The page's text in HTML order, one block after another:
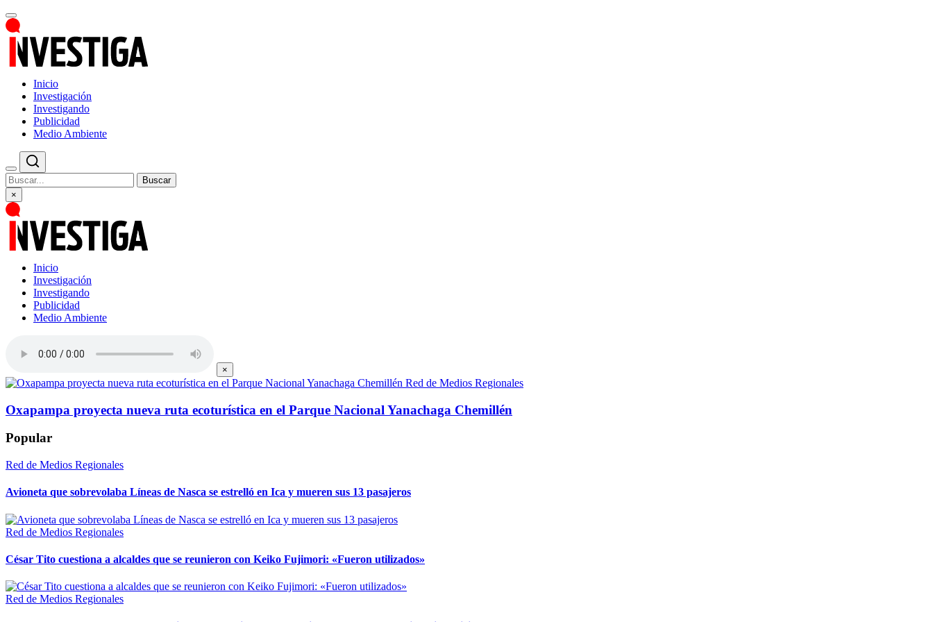
Inicio
Investigación
Investigando
Publicidad
Medio Ambiente
Buscar
×
Inicio
Investigación
Investigando
Publicidad
Medio Ambiente
×
Red de Medios Regionales
Oxapampa proyecta nueva ruta ecoturística en el Parque Nacional Yanachaga Chemillén
Popular
Red de Medios Regionales
Avioneta que sobrevolaba Líneas de Nasca se estrelló en Ica y mueren sus 13 pasajeros
Red de Medios Regionales
César Tito cuestiona a alcaldes que se reunieron con Keiko Fujimori: «Fueron utilizados»
Red de Medios Regionales